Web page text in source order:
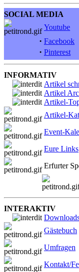
SOCIAL MEDIA
Youtube
· Facebook
· Pinterest
INFORMATIV
Artikel
Artikel
Artikel-
Artikel-
Event-
Eure Links
Erfurter
INTERAKTIV
Gästebuch
Umfragen
Kontakt/